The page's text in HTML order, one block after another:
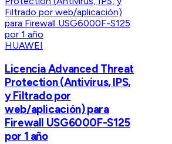
HUAWEI
Licencia Advanced Threat
Protection (Antivirus, IPS,
y Filtrado por
web/aplicación) para
Firewall USG6000F-S125
por 1 año